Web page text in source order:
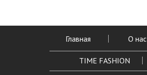
Главная О нас
TIME FASHION